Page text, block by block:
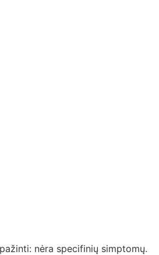
nėra specifinių simptomų.